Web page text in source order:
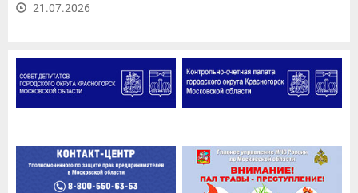
21.07.2026